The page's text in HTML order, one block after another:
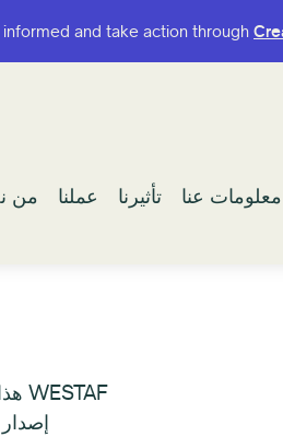
and take action through
من عملنا تأثيرنا معلومات عنا
and take action through
من عملنا تأثيرنا معلومات عنا
هذا هو التحديث رقم 87 في سلسلة متواصلة من التحديثات حول عمل WESTAF